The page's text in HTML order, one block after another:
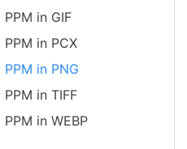
PPM in GIF
PPM in PCX
PPM in PNG
PPM in TIFF
PPM in WEBP